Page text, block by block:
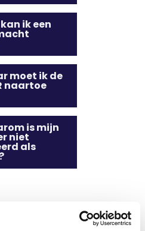
ik een
moet ik de
naartoe
is mijn
niet
als